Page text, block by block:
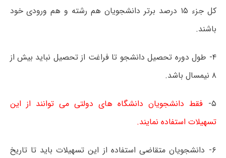
کل جزء ۱۵ درصد برتر دانشجویان هم رشته و هم ورودی خود
باشند.
۴- طول دوره تحصیل دانشجو تا فراغت از تحصیل نباید بیش از
۸ نیمسال باشد.
۵-
فقط دانشجویان دانشگاه های دولتی می توانند از این
تسهیلات استفاده نمایند.
۶- دانشجویان متقاضی استفاده از این تسهیلات باید تا تاریخ